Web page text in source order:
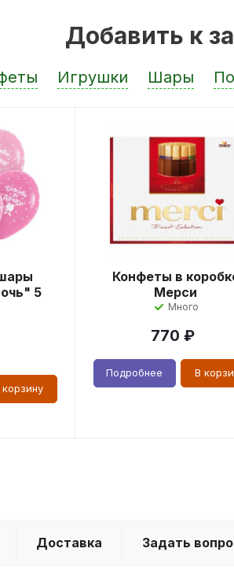
Добавить к
Игрушки Шары
5
Конфеты в
Мерси
Много
770 ₽
Подробнее В
Доставка Задать